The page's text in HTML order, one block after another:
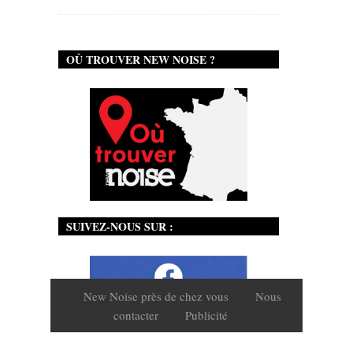
OÙ TROUVER NEW NOISE ?
SUIVEZ-NOUS SUR :
New Noise près de chez vous
Nous
contacter
Publicité